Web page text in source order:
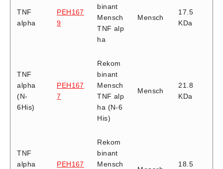
TNF
alpha
PEH167
9
binant
Mensch
TNF alp
ha
Mensch
17.5
KDa
TNF
alpha
(N-
6His)
PEH167
7
Rekom
binant
Mensch
TNF alp
ha (N-6
His)
Mensch
21.8
KDa
TNF
alpha
PEH167
Rekom
binant
Mensch
18.5